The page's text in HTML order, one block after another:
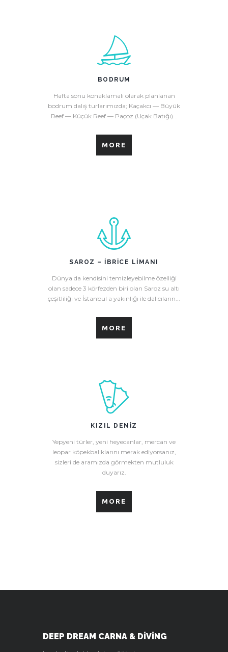
BODRUM
Hafta sonu konaklamalı olarak planlanan
bodrum dalış turlarımızda; Kaçakcı — Büyük
Reef — Küçük Reef — Paçoz (Uçak Batığı)...
MORE
SAROZ – İBRICE LIMANI
Dünya da kendisini temizleyebilme özelliği
olan sadece 3 körfezden biri olan Saroz su altı
çeşitliliği ve İstanbul a yakınlığı ile dalıcıların...
MORE
KIZIL DENIZ
Yepyeni türler, yeni heyecanlar, mercan ve
leopar köpekbalıklarını merak ediyorsanız,
sizleri de aramızda görmekten mutluluk
duyarız.
MORE
DEEP DREAM CARNA & DIVING